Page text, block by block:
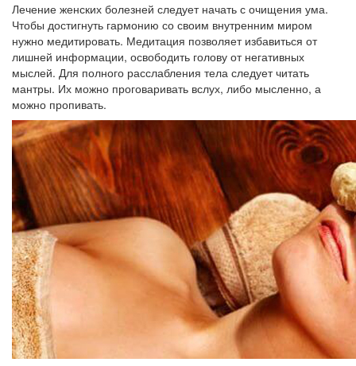
Лечение женских болезней следует начать с очищения ума.
Чтобы достигнуть гармонию со своим внутренним миром
нужно медитировать. Медитация позволяет избавиться от
лишней информации, освободить голову от негативных
мыслей. Для полного расслабления тела следует читать
мантры. Их можно проговаривать вслух, либо мысленно, а
можно пропивать.